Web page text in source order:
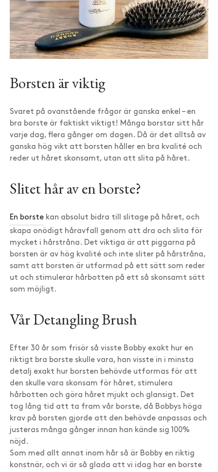
Borsten är viktig
Svaret på ovanstående frågor är ganska enkel – en
bra borste är faktiskt viktigt! Många borstar sitt hår
varje dag, flera gånger om dagen. Då är det alltså av
ganska hög vikt att borsten håller en bra kvalité och
reder ut håret skonsamt, utan att slita på håret.
Slitet hår av en borste?
En borste kan absolut bidra till slitage på håret, och
skapa onödigt håravfall genom att dra och slita för
mycket i hårstråna. Det viktiga är att piggarna på
borsten är av hög kvalité och inte sliter på hårstråna,
samt att borsten är utformad på ett sätt som reder
ut och stimulerar hårbotten på ett så skonsamt sätt
som möjligt.
Vår Detangling Brush
Efter 30 år som frisör så visste Bobby exakt hur en
riktigt bra borste skulle vara, han visste in i minsta
detalj exakt hur borsten behövde utformas för att
den skulle vara skonsam för håret, stimulera
hårbotten och göra håret mjukt och glansigt. Det
tog lång tid att ta fram vår borste, då Bobbys höga
krav på borsten gjorde att den behövde anpassas och
justeras många gånger innan han kände sig 100%
nöjd.
Som med allt annat inom hår så är Bobby en riktig
konstnär, och vi är så glada att vi idag har en borste